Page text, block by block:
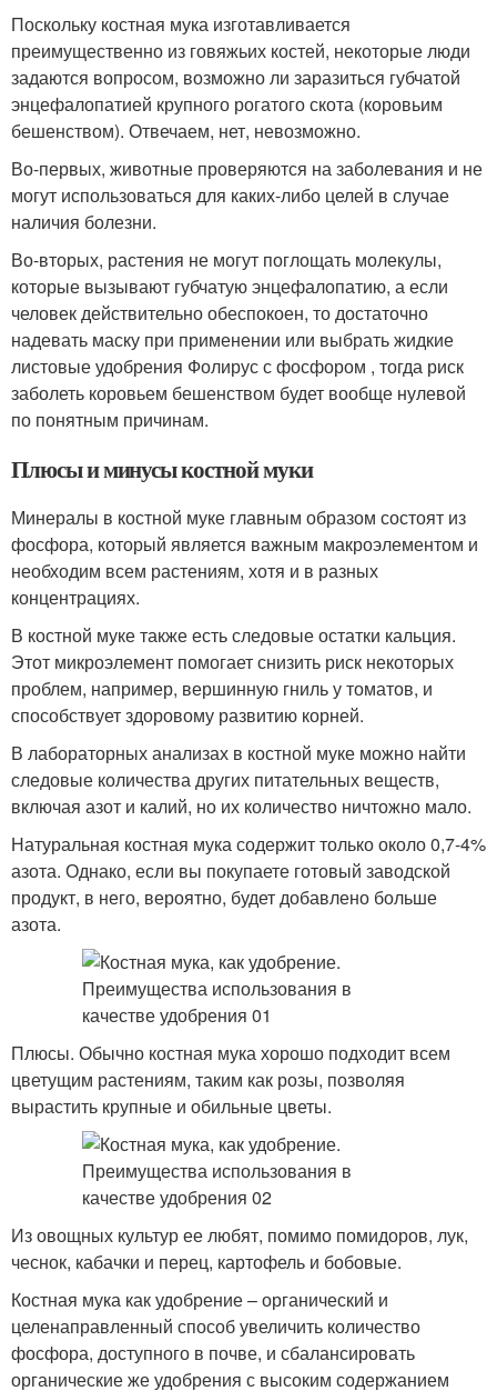
Поскольку костная мука изготавливается
преимущественно из говяжьих костей, некоторые люди
задаются вопросом, возможно ли заразиться губчатой
энцефалопатией крупного рогатого скота (коровьим
бешенством). Отвечаем, нет, невозможно.
Во-первых, животные проверяются на заболевания и не
могут использоваться для каких-либо целей в случае
наличия болезни.
Во-вторых, растения не могут поглощать молекулы,
которые вызывают губчатую энцефалопатию, а если
человек действительно обеспокоен, то достаточно
надевать маску при применении или выбрать жидкие
листовые удобрения Фолирус с фосфором , тогда риск
заболеть коровьем бешенством будет вообще нулевой
по понятным причинам.
Плюсы и минусы костной муки
Минералы в костной муке главным образом состоят из
фосфора, который является важным макроэлементом и
необходим всем растениям, хотя и в разных
концентрациях.
В костной муке также есть следовые остатки кальция.
Этот микроэлемент помогает снизить риск некоторых
проблем, например, вершинную гниль у томатов, и
способствует здоровому развитию корней.
В лабораторных анализах в костной муке можно найти
следовые количества других питательных веществ,
включая азот и калий, но их количество ничтожно мало.
Натуральная костная мука содержит только около 0,7-4%
азота. Однако, если вы покупаете готовый заводской
продукт, в него, вероятно, будет добавлено больше
азота.
Плюсы. Обычно костная мука хорошо подходит всем
цветущим растениям, таким как розы, позволяя
вырастить крупные и обильные цветы.
Из овощных культур ее любят, помимо помидоров, лук,
чеснок, кабачки и перец, картофель и бобовые.
Костная мука как удобрение – органический и
целенаправленный способ увеличить количество
фосфора, доступного в почве, и сбалансировать
органические же удобрения с высоким содержанием